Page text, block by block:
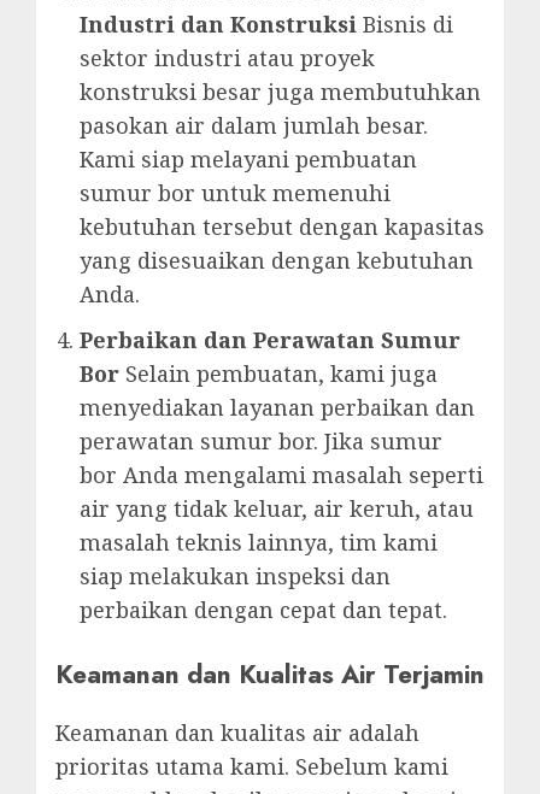
Industri dan Konstruksi Bisnis di
sektor industri atau proyek
konstruksi besar juga membutuhkan
pasokan air dalam jumlah besar.
Kami siap melayani pembuatan
sumur bor untuk memenuhi
kebutuhan tersebut dengan kapasitas
yang disesuaikan dengan kebutuhan
Anda.
Perbaikan dan Perawatan Sumur
Bor Selain pembuatan, kami juga
menyediakan layanan perbaikan dan
perawatan sumur bor. Jika sumur
bor Anda mengalami masalah seperti
air yang tidak keluar, air keruh, atau
masalah teknis lainnya, tim kami
siap melakukan inspeksi dan
perbaikan dengan cepat dan tepat.
Keamanan dan Kualitas Air Terjamin
Keamanan dan kualitas air adalah
prioritas utama kami. Sebelum kami